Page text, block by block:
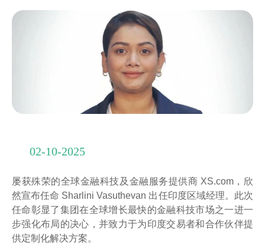
02-10-2025
屡获殊荣的全球金融科技及金融服务提供商 XS.com，欣
然宣布任命 Sharlini Vasuthevan 出任印度区域经理。此次
任命彰显了集团在全球增长最快的金融科技市场之一进一
步强化布局的决心，并致力于为印度交易者和合作伙伴提
供定制化解决方案。